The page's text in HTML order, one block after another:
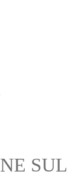
SUL